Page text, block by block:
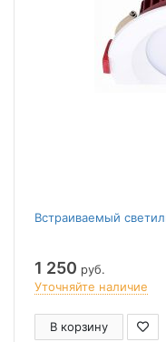
Встраиваемый
1 250 руб.
Уточняйте наличие
В корзину